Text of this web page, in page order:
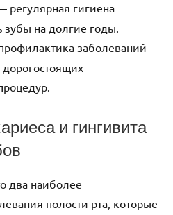
регулярная гигиена
зубы на долгие годы.
заболеваний
и гингивита
два наиболее
полости рта, которые